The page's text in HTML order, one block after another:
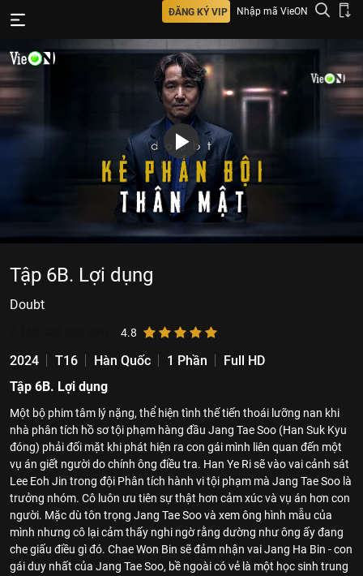
ĐĂNG KÝ VIP Nhập mã VieON
Tập 6B. Lợi dụng
Doubt
4.8
2024 T16 Hàn Quốc 1 Phần
Full HD
Tập 6B. Lợi dụng
Một bộ phim tâm lý nặng, thể hiện tình thế tiến thoái lưỡng nan khi
nhà phân tích hồ sơ tội phạm hàng đầu Jang Tae Soo (Han Suk Kyu
đóng) phải đối mặt khi phát hiện ra con gái mình liên quan đến một
vụ án giết người do chính ông điều tra. Han Ye Ri sẽ vào vai cảnh sát
Lee Eoh Jin trong đội Phân tích hành vi tội phạm mà Jang Tae Soo là
trưởng nhóm. Cô luôn ưu tiên sự thật hơn cảm xúc và vụ án hơn con
người. Mặc dù tôn trọng Jang Tae Soo và xem ông hình mẫu của
mình nhưng cô lại cảm thấy nghi ngờ rằng dường như ông ấy đang
che giấu điều gì đó. Chae Won Bin sẽ đảm nhận vai Jang Ha Bin - con
gái duy nhất của Jang Tae Soo, bề ngoài có vẻ là một học sinh trung